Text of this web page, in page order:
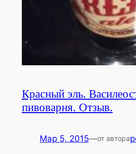
Красный эль.
пивоварня. Отзыв.
Мар 5, 2015—от автора